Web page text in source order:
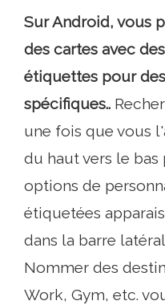
Sur Android, vous
des cartes avec
étiquettes pour
spécifiques..
une fois que vous
du haut vers le
options de
étiquetées
dans la barre
Nommer des
Work, Gym, etc.